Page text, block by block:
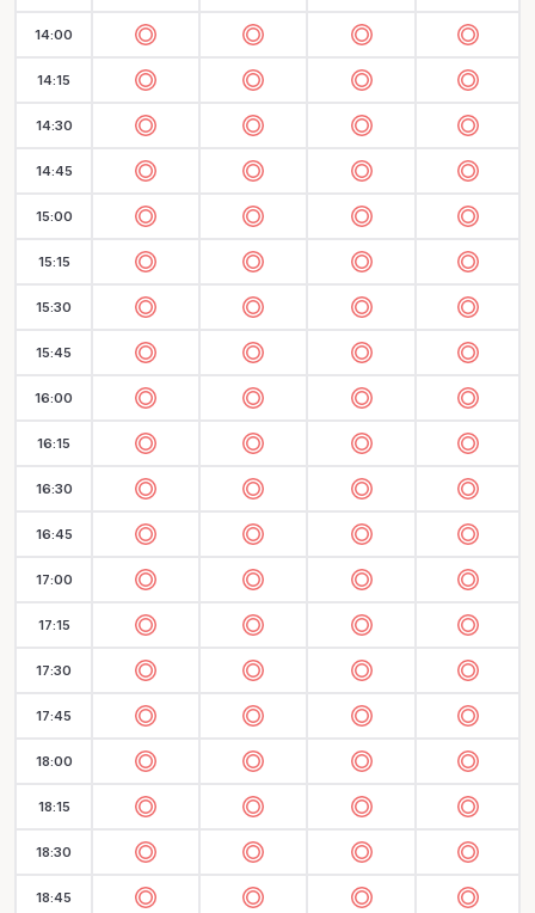
14:00
14:15
14:30
14:45
15:00
15:15
15:30
15:45
16:00
16:15
16:30
16:45
17:00
17:15
17:30
17:45
18:00
18:15
18:30
18:45